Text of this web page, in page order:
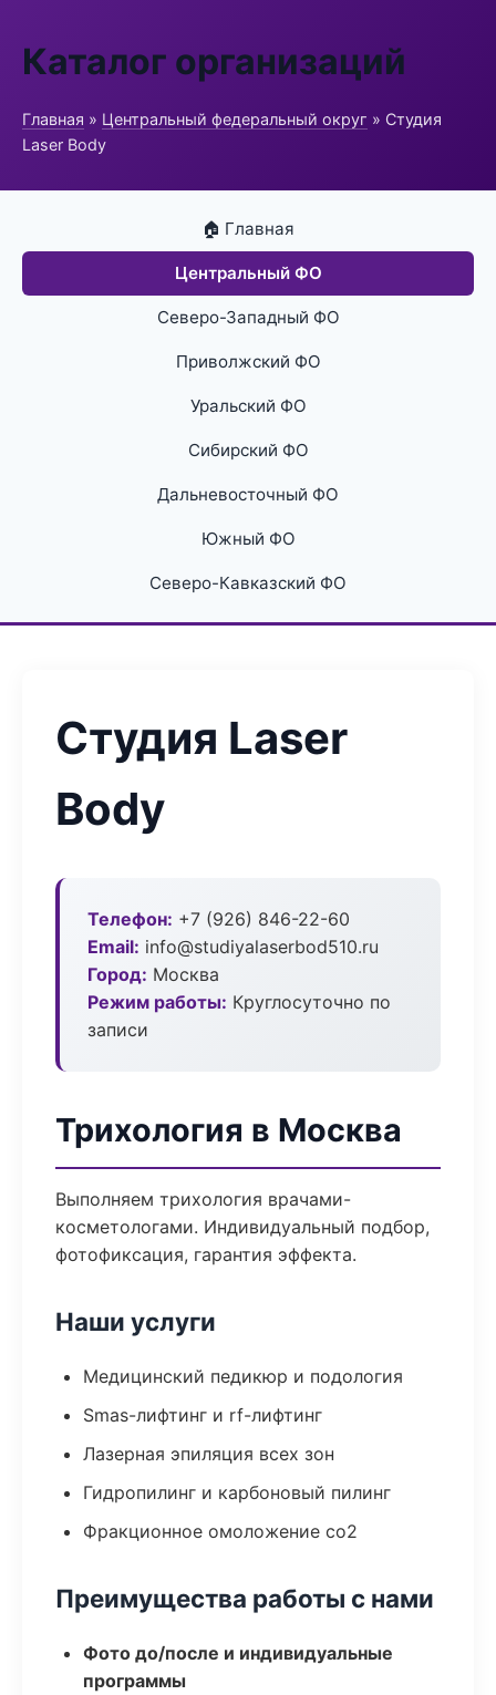
Каталог организаций
Главная » Центральный федеральный округ » Студия
Laser Body
🏠 Главная
Центральный ФО
Северо-Западный ФО
Приволжский ФО
Уральский ФО
Сибирский ФО
Дальневосточный ФО
Южный ФО
Северо-Кавказский ФО
Студия Laser
Body
Телефон: +7 (926) 846-22-60
Email: info@studiyalaserbod510.ru
Город: Москва
Режим работы: Круглосуточно по
записи
Трихология в Москва
Выполняем трихология врачами-
косметологами. Индивидуальный подбор,
фотофиксация, гарантия эффекта.
Наши услуги
Медицинский педикюр и подология
Smas-лифтинг и rf-лифтинг
Лазерная эпиляция всех зон
Гидропилинг и карбоновый пилинг
Фракционное омоложение co2
Преимущества работы с нами
Фото до/после и индивидуальные
программы